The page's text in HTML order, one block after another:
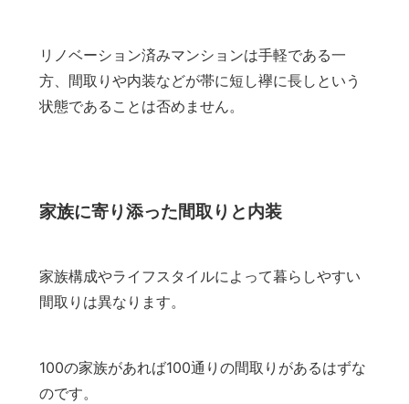
リノベーション済みマンションは手軽である一
方、間取りや内装などが帯に短し襷に長しという
状態であることは否めません。
家族に寄り添った間取りと内装
家族構成やライフスタイルによって暮らしやすい
間取りは異なります。
100の家族があれば100通りの間取りがあるはずな
のです。